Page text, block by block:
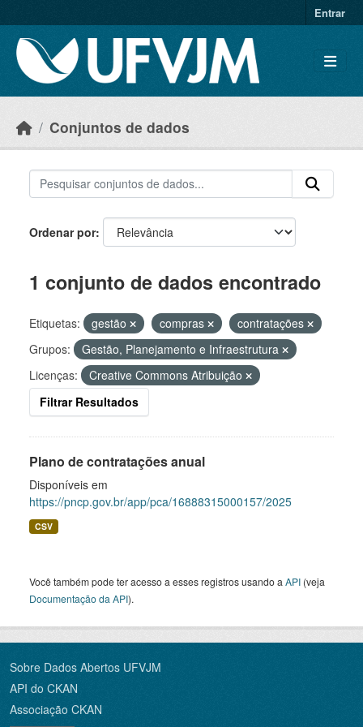
Entrar
Conjuntos de dados
Ordenar por
1 conjunto de dados encontrado
Etiquetas: gestão compras
contratações
Grupos:
Gestão, Planejamento e Infraestrutura
Licenças:
Creative Commons Atribuição
Filtrar Resultados
Plano de contratações anual
Disponíveis em
https://pncp.gov.br/app/pca/16888315000157/2025
CSV
Você também pode ter acesso a esses registros usando a API (veja
Documentação da API).
Sobre Dados Abertos UFVJM
API do CKAN
Associação CKAN